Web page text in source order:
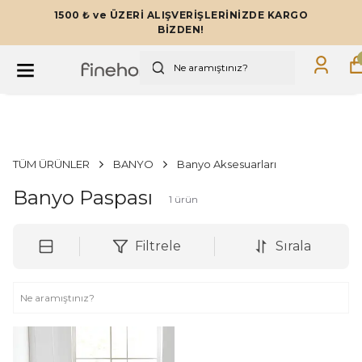
1500 ₺ ve ÜZERİ ALIŞVERİŞLERİNİZDE KARGO
BİZDEN!
TÜM ÜRÜNLER BANYO Banyo Aksesuarları
Banyo Paspası 1 ürün
Filtrele Sırala